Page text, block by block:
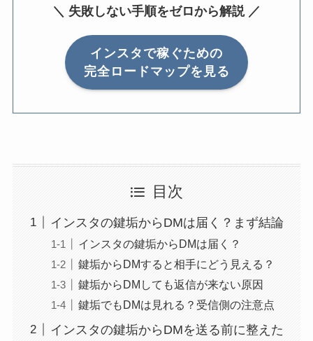
＼ 失敗しない手順をゼロから解説 ／
インスタで稼ぐための
完全ロードマップを見る
目次
インスタの鍵垢からDMは届く？まず結論
インスタの鍵垢からDMは届く？
鍵垢からDMすると相手にどう見える？
鍵垢からDMしても返信が来ない原因
鍵垢でもDMは見れる？受信側の注意点
インスタの鍵垢からDMを送る前に整えた